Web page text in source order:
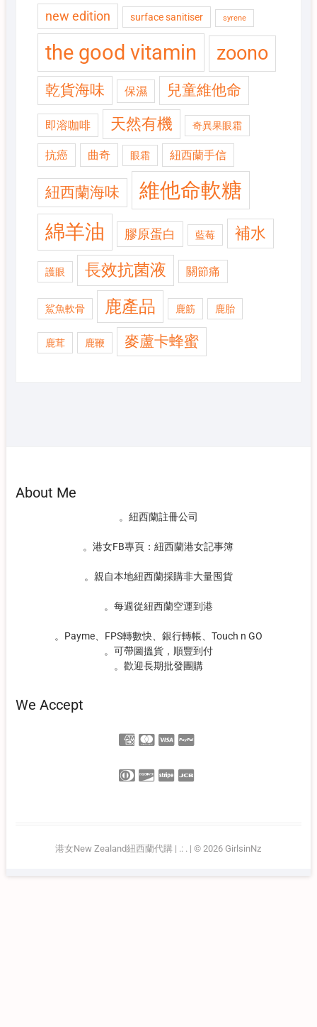
new edition surface sanitiser syrene
the good vitamin zoono
乾貨海味 保濕 兒童維他命
即溶咖啡 天然有機 奇異果眼霜
抗癌 曲奇 眼霜 紐西蘭手信
紐西蘭海味 維他命軟糖
綿羊油 膠原蛋白 藍莓 補水
護眼 長效抗菌液 關節痛
鯊魚軟骨 鹿產品 鹿筋 鹿胎
鹿茸 鹿鞭 麥蘆卡蜂蜜
About Me
。紐西蘭註冊公司
。港女FB專頁：紐西蘭港女記事簿
。親自本地紐西蘭採購非大量囤貨
。每週從紐西蘭空運到港
。Payme、FPS轉數快、銀行轉帳、Touch n GO
。可帶圖搵貨，順豐到付
。歡迎長期批發團購
We Accept
港女New Zealand紐西蘭代購 | .: . | © 2026 GirlsinNz